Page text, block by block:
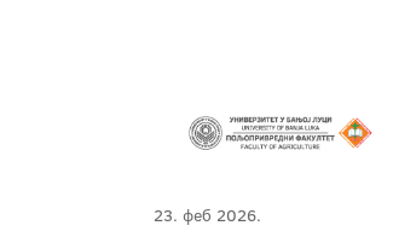
23. феб 2026.